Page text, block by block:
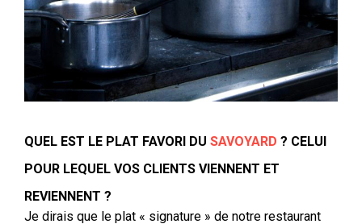
QUEL EST LE PLAT FAVORI DU SAVOYARD ? CELUI
POUR LEQUEL VOS CLIENTS VIENNENT ET
REVIENNENT ?
Je dirais que le plat « signature » de notre restaurant